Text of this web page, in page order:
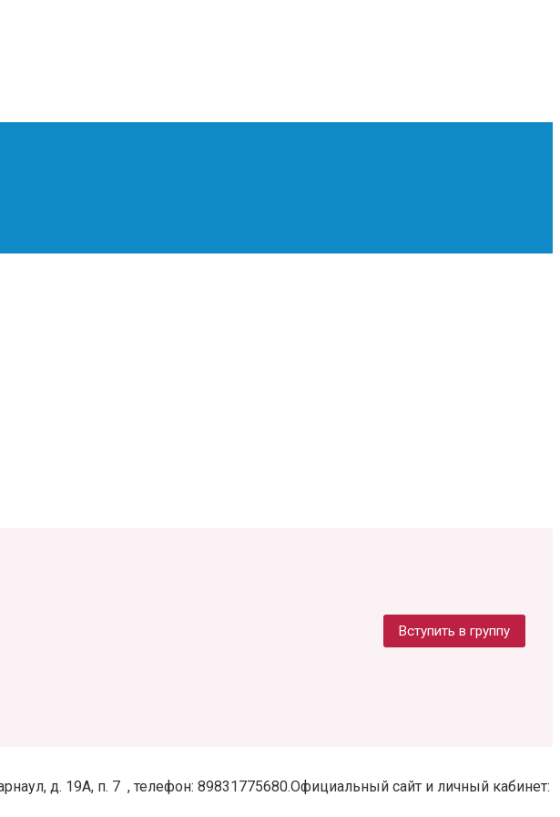
Вступить в группу
д. 19А, п. 7 , телефон: 89831775680.Официальный сайт и личный кабинет: